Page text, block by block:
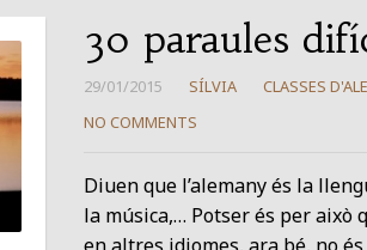
30 paraules
29/01/2015 SÍLVIA CLASSES
NO COMMENTS
Diuen que l’alemany és la
la música,… Potser és per això